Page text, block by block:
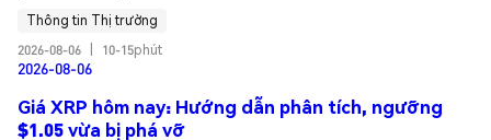
Thông tin Thị trường
2026-08-06
10-15phút
2026-08-06
Giá XRP hôm nay: Hướng dẫn phân tích, ngưỡng
$1.05 vừa bị phá vỡ